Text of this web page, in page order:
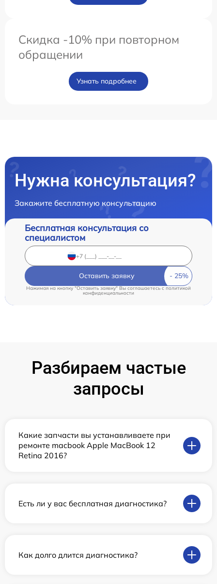
Скидка -10% при повторном
обращении
Узнать подробнее
Нужна консультация?
Закажите бесплатную консультацию
Бесплатная консультация со
специалистом
Оставить заявку
Нажимая на кнопку "Оставить заявку" Вы соглашаетесь c политикой
конфиденциальности
Разбираем частые
запросы
Какие запчасти вы устанавливаете при
ремонте macbook Apple MacBook 12
Retina 2016?
Есть ли у вас бесплатная диагностика?
Как долго длится диагностика?